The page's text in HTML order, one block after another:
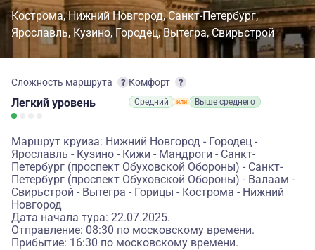
Кострома Нижний Новгород Санкт-Петербург
Ярославль Кузино Городец Вытегра Свирьстрой
Сложность маршрута
Легкий уровень
Комфорт
Средний Выше среднего
Маршрут круиза: Нижний Новгород - Городец -
Ярославль - Кузино - Кижи - Мандроги - Санкт-
Петербург (проспект Обуховской Обороны) - Санкт-
Петербург (проспект Обуховской Обороны) - Валаам -
Свирьстрой - Вытегра - Горицы - Кострома - Нижний
Новгород
Дата начала тура: 22.07.2025.
Отправление: 08:30 по московскому времени.
Прибытие: 16:30 по московскому времени.